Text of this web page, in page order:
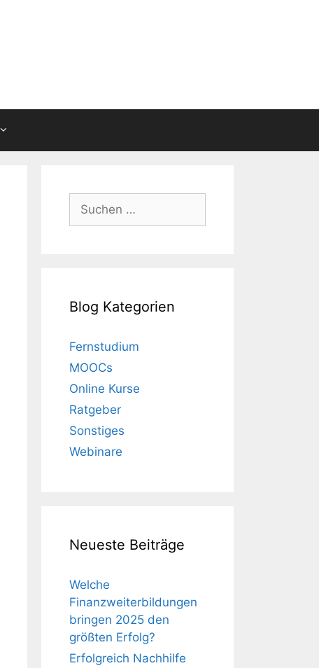
Suchen
nach:
Blog Kategorien
Fernstudium
MOOCs
Online Kurse
Ratgeber
Sonstiges
Webinare
Neueste Beiträge
Welche
Finanzweiterbildungen
bringen 2025 den
größten Erfolg?
Erfolgreich Nachhilfe